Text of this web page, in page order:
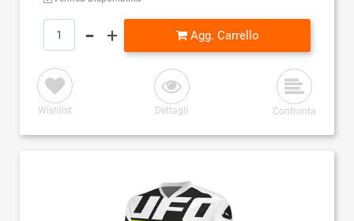
Quantità
Agg. Carrello
Wishlist Dettagli Confronta